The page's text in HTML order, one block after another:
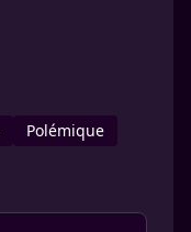
Polémique